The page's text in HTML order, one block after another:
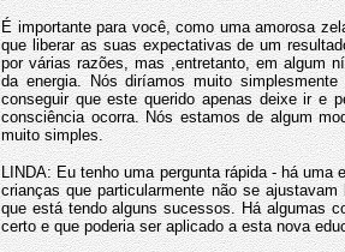
É importante para você, como uma amorosa
que liberar as suas expectativas de um
por várias razões, mas ,entretanto, em algum
da energia. Nós diríamos muito
conseguir que este querido apenas deixe ir e
consciência ocorra. Nós estamos de algum
muito simples.
LINDA: Eu tenho uma pergunta rápida - há uma
crianças que particularmente não se
que está tendo alguns sucessos. Há algumas
certo e que poderia ser aplicado a esta nova